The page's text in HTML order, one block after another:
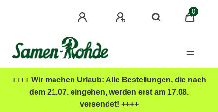
0
☰
++++ Wir machen Urlaub: Alle Bestellungen, die nach
dem 21.07. eingehen, werden erst am 17.08.
versendet! ++++